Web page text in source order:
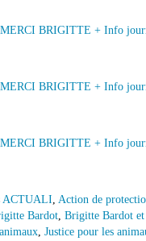
ACTUALI, Action de
Bardot, Brigitte Bardot
, Justice pour les